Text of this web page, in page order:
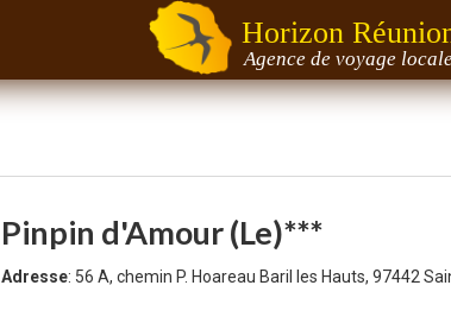
Horizon
Agence de voyage
Pinpin d'Amour (Le)***
Adresse: 56 A, chemin P. Hoareau Baril les Hauts, 97442